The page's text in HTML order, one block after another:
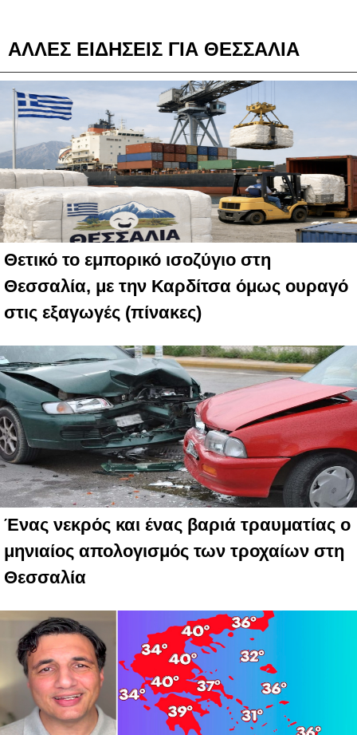
ΑΛΛΕΣ ΕΙΔΗΣΕΙΣ ΓΙΑ ΘΕΣΣΑΛΙΑ
Θετικό το εμπορικό ισοζύγιο στη
Θεσσαλία, με την Καρδίτσα όμως ουραγό
στις εξαγωγές (πίνακες)
Ένας νεκρός και ένας βαριά τραυματίας ο
μηνιαίος απολογισμός των τροχαίων στη
Θεσσαλία